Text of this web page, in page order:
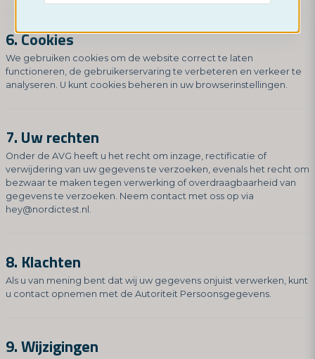
6. Cookies
We gebruiken cookies om de website correct te laten
functioneren, de gebruikerservaring te verbeteren en verkeer te
analyseren. U kunt cookies beheren in uw browserinstellingen.
7. Uw rechten
Onder de AVG heeft u het recht om inzage, rectificatie of
verwijdering van uw gegevens te verzoeken, evenals het recht om
bezwaar te maken tegen verwerking of overdraagbaarheid van
gegevens te verzoeken. Neem contact met oss op via
hey@nordictest.nl .
8. Klachten
Als u van mening bent dat wij uw gegevens onjuist verwerken, kunt
u contact opnemen met de Autoriteit Persoonsgegevens.
9. Wijzigingen